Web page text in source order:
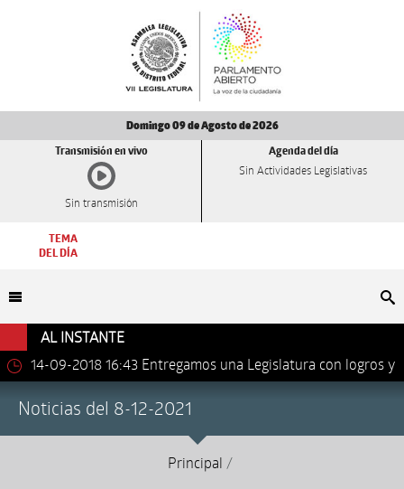
Domingo 09 de Agosto de 2026
Transmisión en vivo
Sin transmisión
Agenda del día
Sin Actividades Legislativas
TEMA
DEL DÍA
AL INSTANTE
14-09-2018 16:43 Entregamos una Legislatura con logros y
Noticias del 8-12-2021
Principal /